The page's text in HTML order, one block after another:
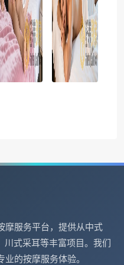
摩服务平台，提供从中式
川式采耳等丰富项目。我们
的按摩服务体验。